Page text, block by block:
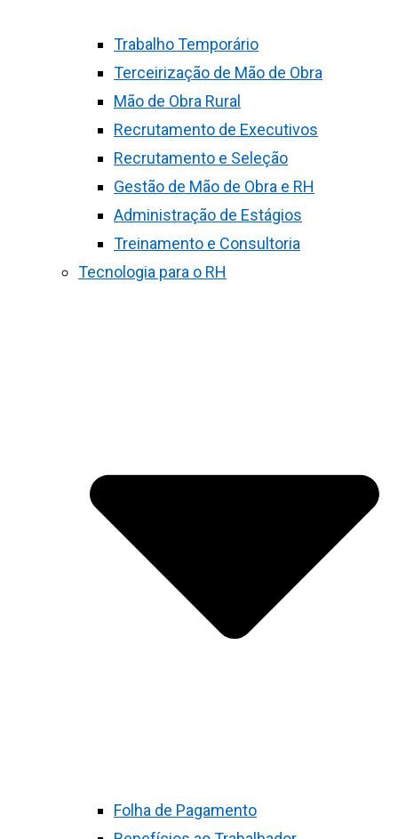
Trabalho Temporário
Terceirização de Mão de Obra
Mão de Obra Rural
Recrutamento de Executivos
Recrutamento e Seleção
Gestão de Mão de Obra e RH
Administração de Estágios
Treinamento e Consultoria
Tecnologia para o RH
Folha de Pagamento